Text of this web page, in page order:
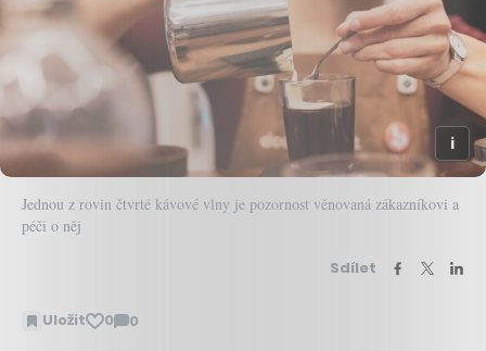
Jednou z rovin čtvrté kávové vlny je pozornost věnovaná zákazníkovi a
péči o něj
Sdílet
Uložit 0 0
Zobrazit